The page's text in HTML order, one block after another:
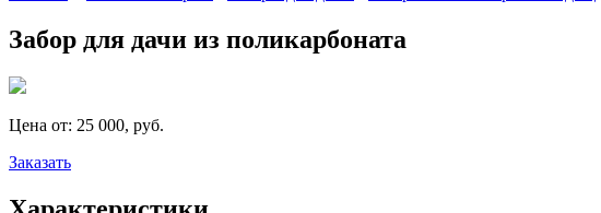
Забор для дачи из поликарбоната
Цена от: 25 000, руб.
Заказать